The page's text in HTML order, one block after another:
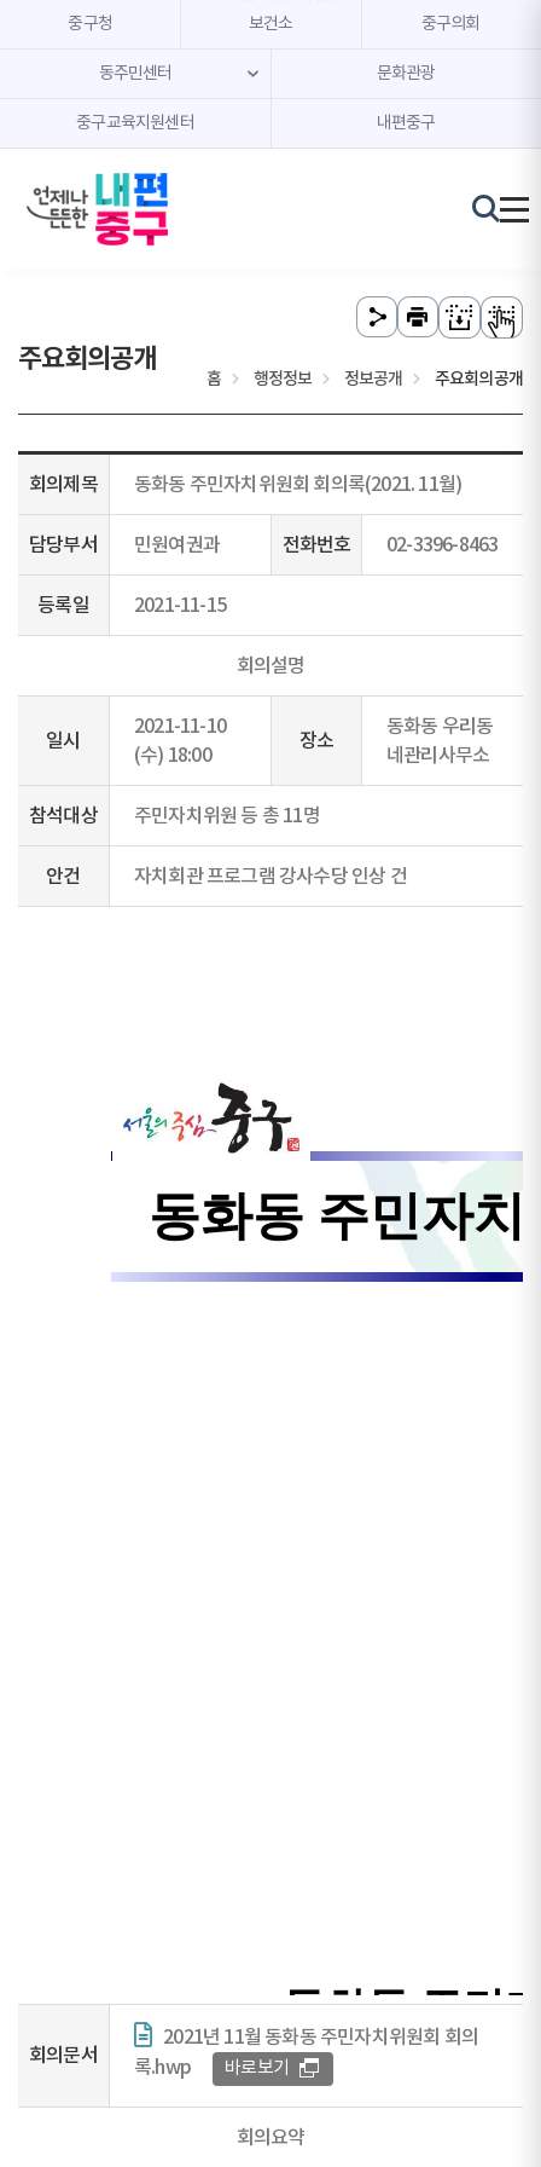
본문 내용 바로가기
주메뉴 바로가기
중구청 보건소 중구의회
동주민센터 문화관광
중구교육지원센터 내편중구
주요회의공개
홈 행정정보 정보공개 주요회의공개
회의제목 동화동 주민자치위원회 회의록(2021. 11월)
담당부서 민원여권과 전화번호 02-3396-8463
등록일 2021-11-15
회의설명
일시
2021-11-10
(수) 18:00
장소
동화동 우리동
네관리사무소
참석대상 주민자치위원 등 총 11명
안건 자치회관 프로그램 강사수당 인상 건
회의문서
2021년 11월 동화동 주민자치위원회 회의
록.hwp
바로보기
회의요약